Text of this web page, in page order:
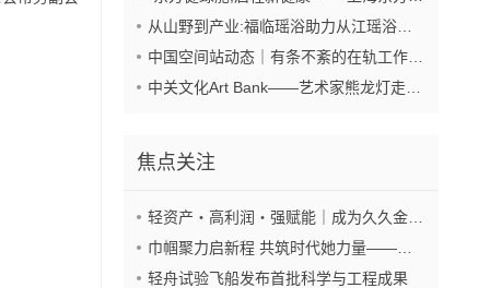
焦点关注
轻舟试验飞船发布首批科学与工程成果